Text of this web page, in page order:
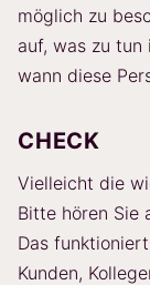
möglich zu
auf, was zu
wann diese
CHECK
Vielleicht die
Bitte hören Sie
Das
Kunden,